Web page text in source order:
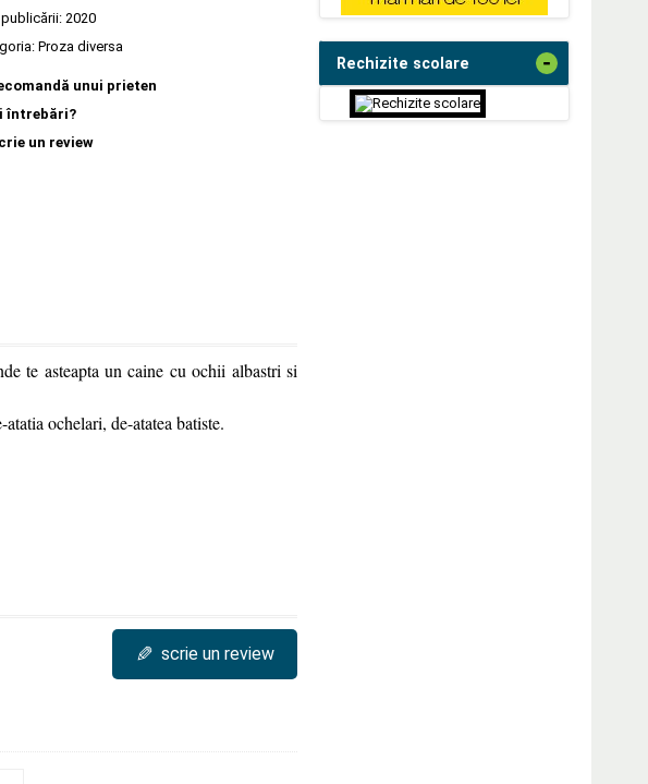
2020
Proza diversa
unui prieten
întrebări?
un review
te asteapta un caine cu ochii albastri si
ochelari, de-atatea batiste.
✎ scrie un review
Rechizite scolare -